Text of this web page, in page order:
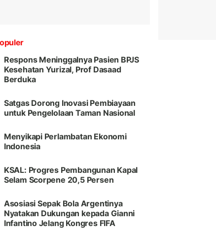
Respons Meninggalnya Pasien BPJS
Kesehatan Yurizal, Prof Dasaad
Berduka
Satgas Dorong Inovasi Pembiayaan
untuk Pengelolaan Taman Nasional
Menyikapi Perlambatan Ekonomi
Indonesia
KSAL: Progres Pembangunan Kapal
Selam Scorpene 20,5 Persen
Asosiasi Sepak Bola Argentinya
Nyatakan Dukungan kepada Gianni
Infantino Jelang Kongres FIFA